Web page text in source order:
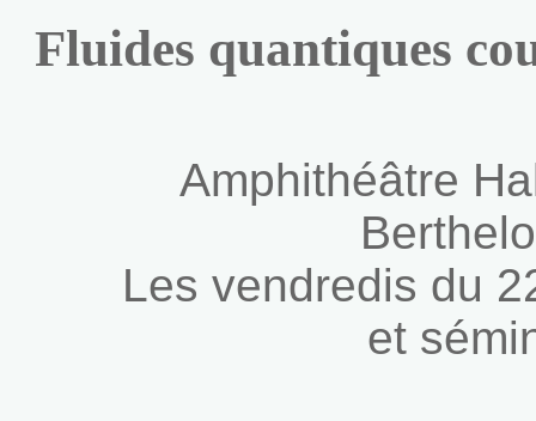
Fluides quantiques
Amphithéâtre
Les vendredis du 22
et